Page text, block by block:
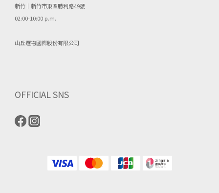
新竹｜新竹市東區勝利路49號
02:00-10:00 p.m.
山丘選物國際股份有限公司
OFFICIAL SNS